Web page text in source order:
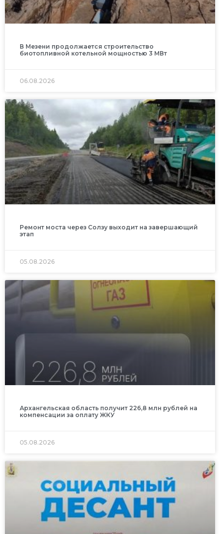
В Мезени продолжается строительство
биотопливной котельной мощностью 3 МВт
06.08.2026
Ремонт моста через Солзу выходит на завершающий
этап
05.08.2026
Архангельская область получит 226,8 млн рублей на
компенсации за оплату ЖКУ
05.08.2026